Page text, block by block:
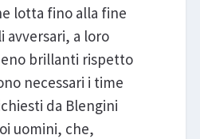
lotta fino alla fine
avversari, a loro
brillanti rispetto
necessari i time
da Blengini
uomini, che,